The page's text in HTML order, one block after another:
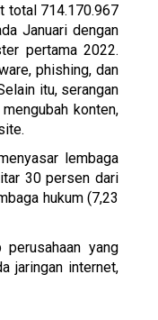
total 714.170.967
Januari dengan
pertama 2022.
phishing, dan
itu, serangan
konten,
lembaga
30 persen dari
hukum (7,23
yang
jaringan internet,